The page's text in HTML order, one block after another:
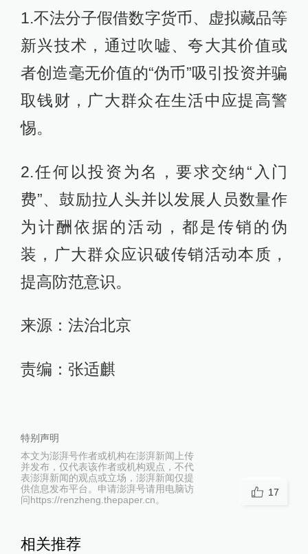
1.不法分子假借数字货币、虚拟藏品等
新兴技术，通过吹嘘、夸大其价值或
者创造毫无价值的“伪币”吸引投资并骗
取钱财，广大群众在生活中应提高警
惕。
2.任何以投资为名，要求交纳“入门
费”、鼓励拉人头并以发展人员数量作
为计酬依据的活动，都是传销的伪
装，广大群众应识破传销活动本质，
提高防范意识。
来源：法治北京
责编：张适麒
特别声明
本文为澎湃号作者或机构在澎湃新闻上传
并发布，仅代表该作者或机构观点，不代
表澎湃新闻的观点或立场，澎湃新闻仅提
供信息发布平台。申请澎湃号请用电脑访
问https://renzheng.thepaper.cn。
17
相关推荐